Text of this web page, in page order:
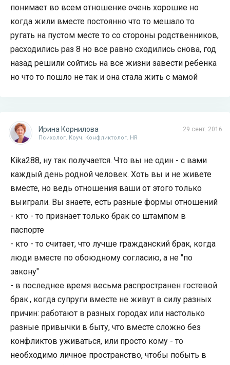
понимает во всем отношение очень хорошие но
когда жили вместе постоянно что то мешало то
ругать на пустом месте то со стороны родственников,
расходились раз 8 но все равно сходились снова, год
назад решили сойтись на все жизни завести ребенка
но что то пошло не так и она стала жить с мамой
29 сент. 2016
Ирина Корнилова
Психолог. Коуч. Конфликтолог. HR
Kika288, ну так получается. Что вы не один - с вами
каждый день родной человек. Хоть вы и не живете
вместе, но ведь отношения ваши от этого только
выиграли. Вы знаете, есть разные формы отношений
- кто - то признает только брак со штампом в
паспорте
- кто - то считает, что лучше гражданский брак, когда
люди вместе по обоюдному согласию, а не "по
закону"
- в последнее время весьма распространен гостевой
брак., когда супруги вместе не живут в силу разных
причин: работают в разных городах или настолько
разные привычки в быту, что вместе сложно без
конфликтов уживаться, или просто кому - то
необходимо личное пространство, чтобы побыть в